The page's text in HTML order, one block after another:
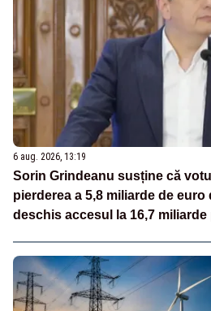
6 aug. 2026, 13:19
Sorin Grindeanu susține că
pierderea a 5,8 miliarde de euro
deschis accesul la 16,7 miliarde